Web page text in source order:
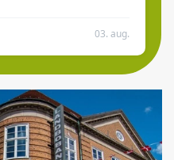
03. aug.